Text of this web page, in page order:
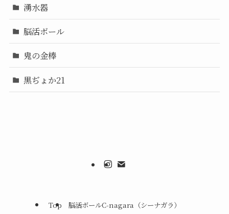
湧水器
脳活ボール
鬼の金棒
黒ぢょか21
Top
脳活ボールC-nagara（シーナガラ）